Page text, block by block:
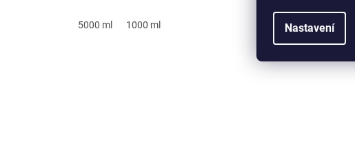
Nastavení
5000 ml 1000 ml